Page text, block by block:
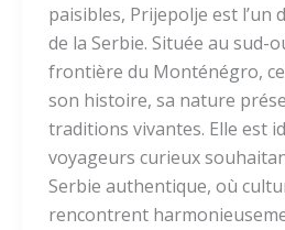
paisibles, Prijepolje est l’un
de la Serbie. Située au sud-
frontière du Monténégro,
son histoire, sa nature
traditions vivantes. Elle est
voyageurs curieux
Serbie authentique, où
rencontrent